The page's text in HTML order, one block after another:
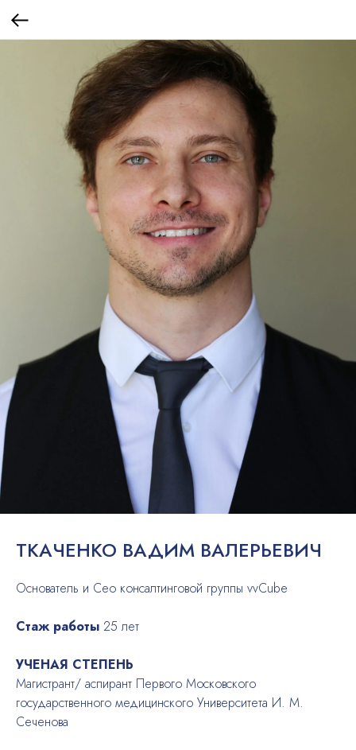
ТКАЧЕНКО ВАДИМ ВАЛЕРЬЕВИЧ
Основатель и Сео консалтинговой группы vvCube
Стаж работы 25 лет
УЧЕНАЯ СТЕПЕНЬ
Магистрант/ аспирант Первого Московского
государственного медицинского Университета И. М.
Сеченова